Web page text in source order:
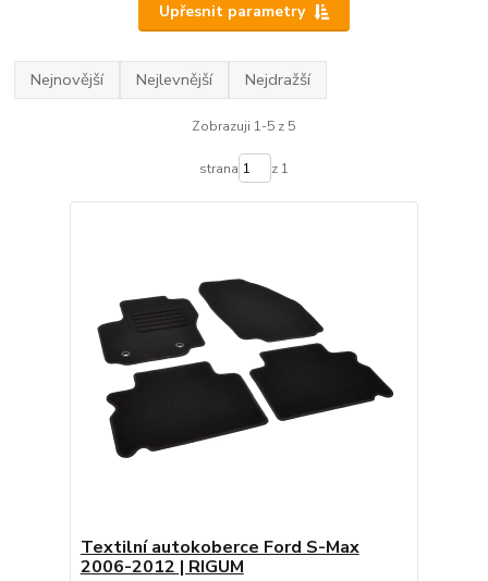
Upřesnit parametry
Nejnovější Nejlevnější Nejdražší
Zobrazuji 1-5 z 5
strana z 1
Textilní autokoberce Ford S-Max
2006-2012 | RIGUM